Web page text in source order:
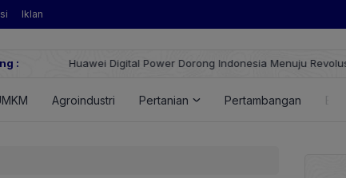
Iklan
:
Huawei Digital Power Dorong Indonesia Menuju Revolusi
Agroindustri Pertanian Pertambangan